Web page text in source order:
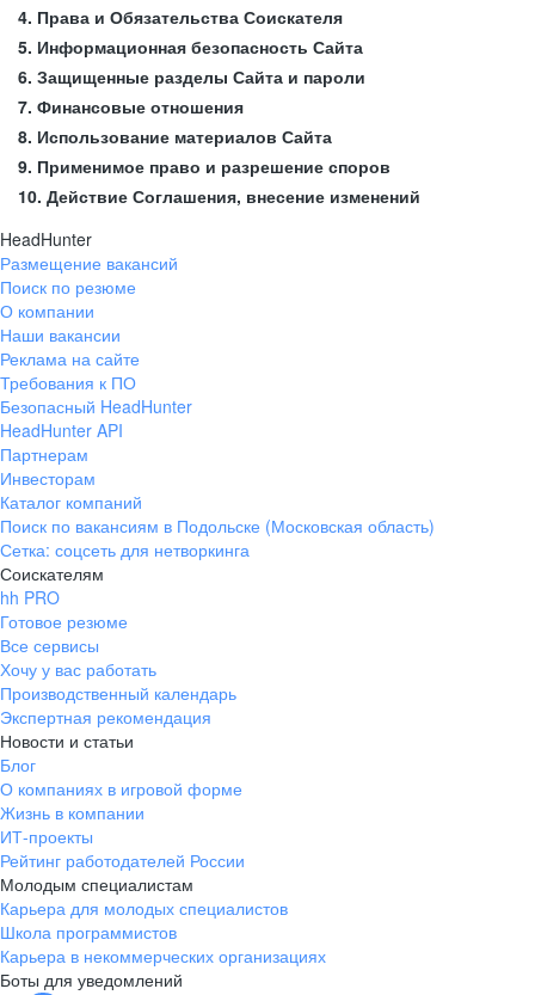
4. Права и Обязательства Соискателя
5. Информационная безопасность Сайта
6. Защищенные разделы Сайта и пароли
7. Финансовые отношения
8. Использование материалов Сайта
9. Применимое право и разрешение споров
10. Действие Соглашения, внесение изменений
HeadHunter
Размещение вакансий
Поиск по резюме
О компании
Наши вакансии
Реклама на сайте
Требования к ПО
Безопасный HeadHunter
HeadHunter API
Партнерам
Инвесторам
Каталог компаний
Поиск по вакансиям в Подольске (Московская область)
Сетка: соцсеть для нетворкинга
Соискателям
hh PRO
Готовое резюме
Все сервисы
Хочу у вас работать
Производственный календарь
Экспертная рекомендация
Новости и статьи
Блог
О компаниях в игровой форме
Жизнь в компании
ИТ-проекты
Рейтинг работодателей России
Молодым специалистам
Карьера для молодых специалистов
Школа программистов
Карьера в некоммерческих организациях
Боты для уведомлений